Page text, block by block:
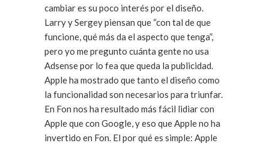
cambiar es su poco interés por el diseño.
Larry y Sergey piensan que “con tal de que
funcione, qué más da el aspecto que tenga”,
pero yo me pregunto cuánta gente no usa
Adsense por lo fea que queda la publicidad.
Apple ha mostrado que tanto el diseño como
la funcionalidad son necesarios para triunfar.
En Fon nos ha resultado más fácil lidiar con
Apple que con Google, y eso que Apple no ha
invertido en Fon. El por qué es simple: Apple